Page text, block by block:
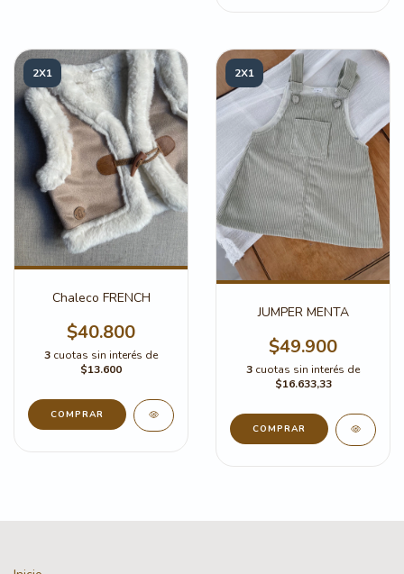
2X1
Chaleco FRENCH
$40.800
3 cuotas sin interés de
$13.600
COMPRAR
2X1
JUMPER MENTA
$49.900
3 cuotas sin interés de
$16.633,33
COMPRAR